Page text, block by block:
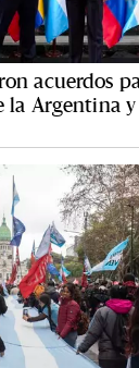
acuerdos
la Argentina